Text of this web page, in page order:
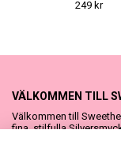
249 kr
VÄLKOMMEN TILL
Välkommen till
fina, stilfulla